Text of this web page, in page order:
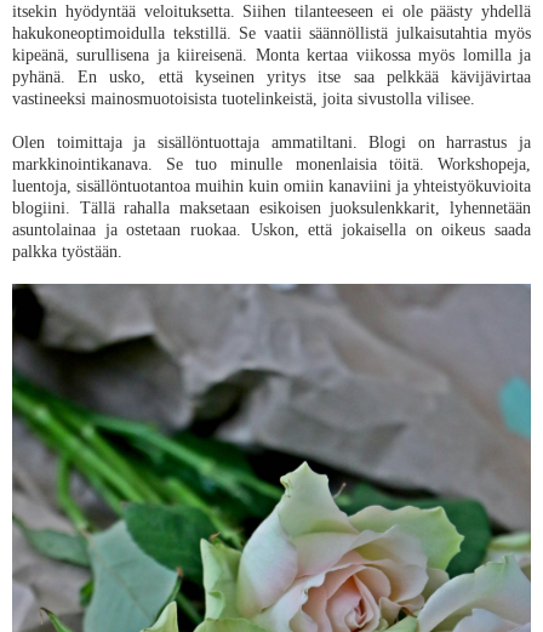
itsekin hyödyntää veloituksetta. Siihen tilanteeseen ei ole päästy yhdellä
hakukoneoptimoidulla tekstillä. Se vaatii säännöllistä julkaisutahtia myös
kipeänä, surullisena ja kiireisenä. Monta kertaa viikossa myös lomilla ja
pyhänä. En usko, että kyseinen yritys itse saa pelkkää kävijävirtaa
vastineeksi mainosmuotoisista tuotelinkeistä, joita sivustolla vilisee.
Olen toimittaja ja sisällöntuottaja ammatiltani. Blogi on harrastus ja
markkinointikanava. Se tuo minulle monenlaisia töitä. Workshopeja,
luentoja, sisällöntuotantoa muihin kuin omiin kanaviini ja yhteistyökuvioita
blogiini. Tällä rahalla maksetaan esikoisen juoksulenkkarit, lyhennetään
asuntolainaa ja ostetaan ruokaa. Uskon, että jokaisella on oikeus saada
palkka työstään.